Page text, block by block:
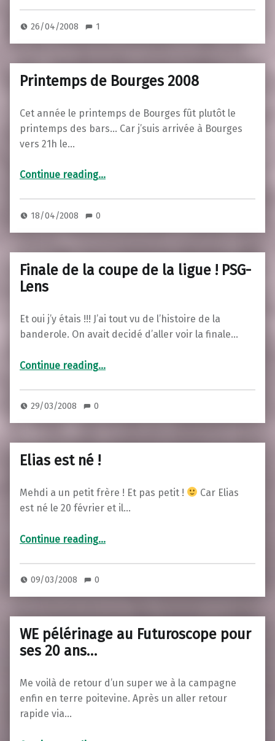
26/04/2008 1
Printemps de Bourges 2008
Cet année le printemps de Bourges fût plutôt le
printemps des bars… Car j’suis arrivée à Bourges
vers 21h le…
Continue reading
“Printemps de Bourges 2008”
…
18/04/2008 0
Finale de la coupe de la ligue ! PSG-
Lens
Et oui j’y étais !!! J’ai tout vu de l’histoire de la
banderole. On avait decidé d’aller voir la finale…
Continue reading“Finale de la coupe de la ligue ! PSG-Lens”
…
29/03/2008 0
Elias est né !
Mehdi a un petit frère ! Et pas petit !
Car Elias
est né le 20 février et il…
Continue reading…
09/03/2008 0
WE pélérinage au Futuroscope pour
ses 20 ans…
Me voilà de retour d’un super we à la campagne
enfin en terre poitevine. Après un aller retour
rapide via…